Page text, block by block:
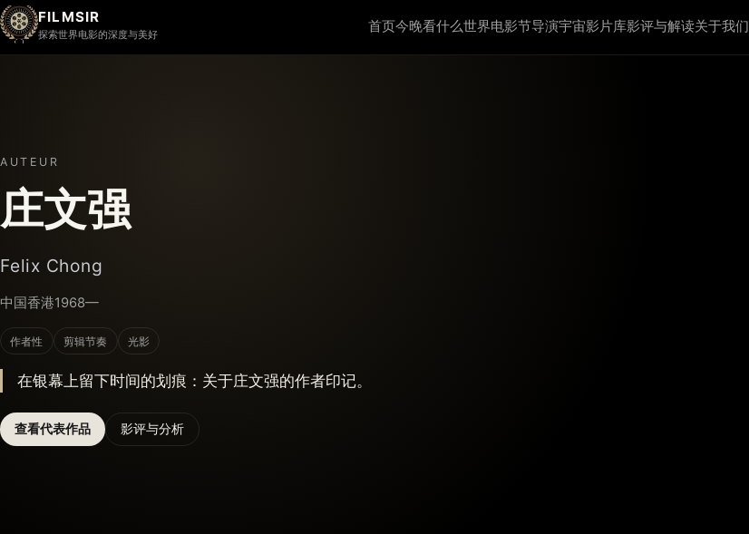
FILMSIR
探索世界电影的深度与美好 首页今晚看什么世界电影节导演宇宙影片库影评与解读关于我们
AUTEUR
庄文强
Felix Chong
中国香港1968—
作者性 剪辑节奏 光影
在银幕上留下时间的划痕：关于庄文强的作者印记。
查看代表作品 影评与分析